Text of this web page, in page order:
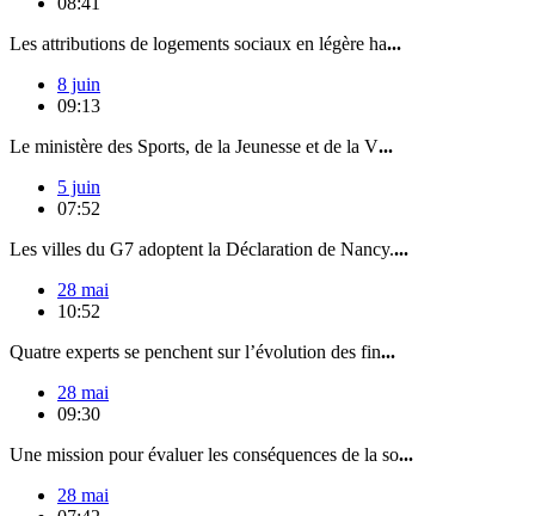
Les attributions de logements sociaux en légère ha...
8 juin
09:13
Le ministère des Sports, de la Jeunesse et de la V...
5 juin
07:52
Les villes du G7 adoptent la Déclaration de Nancy....
28 mai
10:52
Quatre experts se penchent sur l’évolution des fin...
28 mai
09:30
Une mission pour évaluer les conséquences de la so...
28 mai